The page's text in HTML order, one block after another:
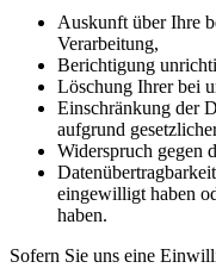
Auskunft über Ihre
Verarbeitung,
Berichtigung
Löschung Ihrer bei
Einschränkung der
aufgrund
Widerspruch gegen
eingewilligt haben
haben.
Sofern Sie uns eine